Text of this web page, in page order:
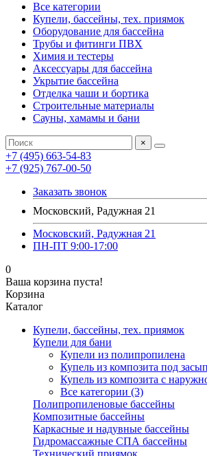
Все категории
Купели, бассейны, тех. приямок
Оборудование для бассейна
Трубы и фитинги ПВХ
Химия и тестеры
Аксессуары для бассейна
Укрытие бассейна
Отделка чаши и бортика
Строительные материалы
Сауны, хамамы и бани
×
+7 (495) 663-54-83
+7 (925) 767-00-50
Заказать звонок
Московский, Радужная 21
Московский, Радужная 21
ПН-ПТ 9:00-17:00
0
Ваша корзина пуста!
Корзина
Каталог
Купели, бассейны, тех. приямок
Купели для бани
Купели из полипропилена
Купель из композита под
Купель из композита с
Все категории (3)
Полипропиленовые бассейны
Композитные бассейны
Каркасные и надувные бассейны
Гидромассажные СПА бассейны
Технический приямок